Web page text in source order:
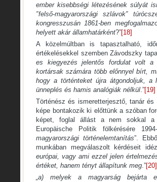
ember kisebbségi létezésének súlyát
″felső-magyarországi szlávok″
kongresszusán 1861-ben
helyett akár államhatárként?”[18]
A közelmúltban is tapasztalható,
értékelésekkel szemben Závodszky
es kiegyezés jelentős fordulat volt a
kortársak számára több előnnyel bírt,
hogy a történteket újra átgondoljuk, a
ünneplés és hamis analógiák nélkül.”[19]
Történész és ismeretterjesztő, tanár
képe bontakozik ki előttünk a szóban
képet, foglal állást a nem sokkal a
Europäische Politik fölkérésére
magyarországi történelemtanítás”.
munkában megválaszolt kérdéseit
európai, vagy ami ezzel jelen
értéket, hanem tényt állapítunk meg.”[20]
„a) melyek a magyarság bejárta